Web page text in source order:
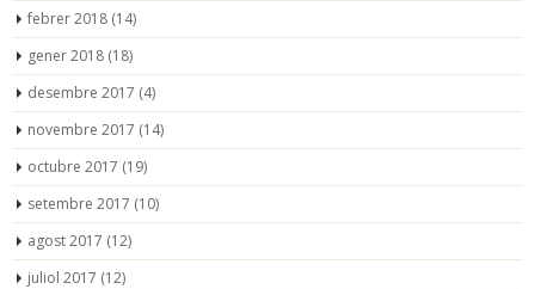
febrer 2018 (14)
gener 2018 (18)
desembre 2017 (4)
novembre 2017 (14)
octubre 2017 (19)
setembre 2017 (10)
agost 2017 (12)
juliol 2017 (12)